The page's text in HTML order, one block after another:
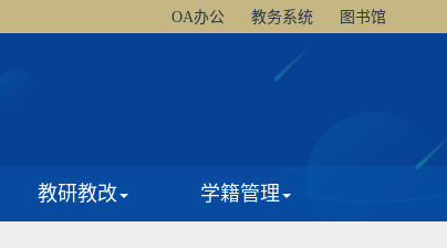
OA办公 教务系统 图书馆
教研教改 学籍管理